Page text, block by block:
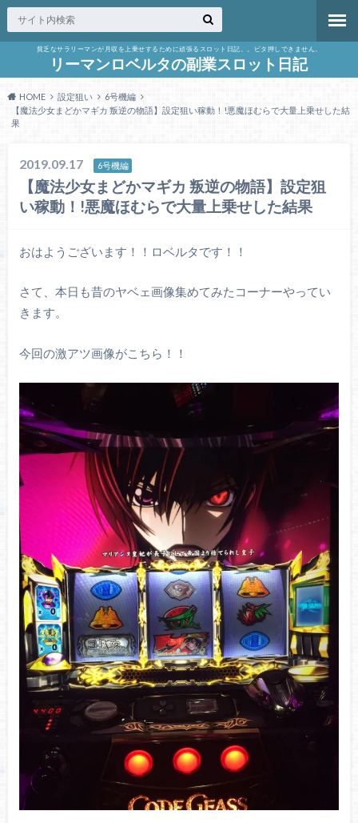
貧乏なサラリーマンが月収を上乗せするために頑張るスロット日記。。ビタ押しできません。
リーマンロベルタの副業スロット日記
HOME 設定狙い
6号機編
【魔法少女まどかマギカ 叛逆の物語】設定狙い稼動！!悪魔ほむらで大量上乗せした結
果
2019.09.17 6号機編
【魔法少女まどかマギカ 叛逆の物語】設定狙
い稼動！!悪魔ほむらで大量上乗せした結果
おはようございます！！ロベルタです！！
さて、本日も昔のヤベェ画像集めてみたコーナーやってい
きます。
今回の激アツ画像がこちら！！